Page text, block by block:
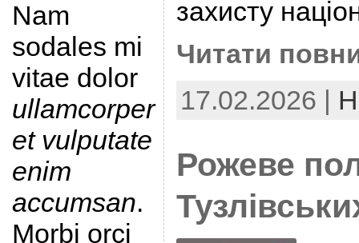
Nam
sodales mi
vitae dolor
ullamcorper
et vulputate
enim
accumsan.
Morbi orci
захисту
Читати
17.02.2026 |
Рожеве